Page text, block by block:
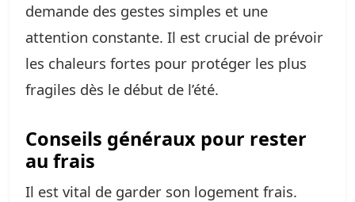
demande des gestes simples et une
attention constante. Il est crucial de prévoir
les chaleurs fortes pour protéger les plus
fragiles dès le début de l’été.
Conseils généraux pour rester
au frais
Il est vital de garder son logement frais.